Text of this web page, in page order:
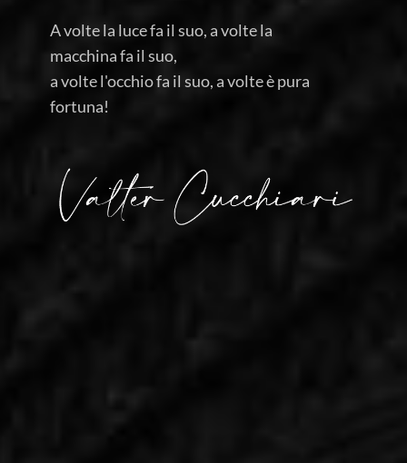
A volte la luce fa il suo, a volte la
macchina fa il suo,
a volte l'occhio fa il suo, a volte è pura
fortuna!